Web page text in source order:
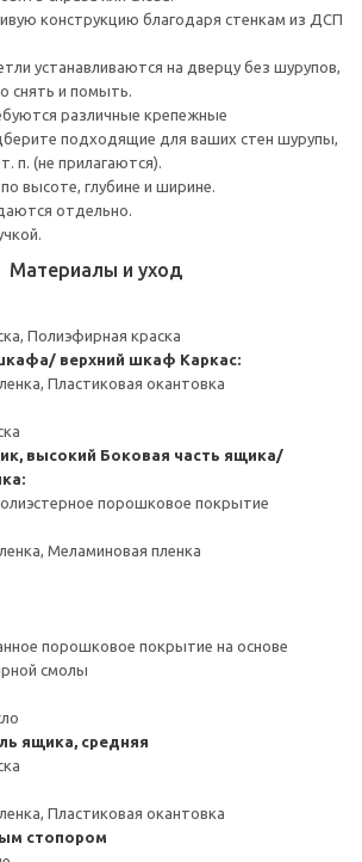
конструкцию благодаря стенкам из ДСП
устанавливаются на дверцу без шурупов,
снять и помыть.
различные крепежные
подходящие для ваших стен шурупы,
п. (не прилагаются).
высоте, глубине и ширине.
отдельно.
Материалы и уход
Полиэфирная краска
верхний шкаф Каркас:
Пластиковая окантовка
высокий Боковая часть ящика/
порошковое покрытие
Меламиновая пленка
порошковое покрытие на основе
смолы
ящика, средняя
Пластиковая окантовка
стопором